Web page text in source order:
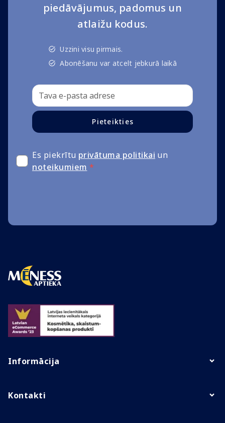
piedāvājumus, padomus un
atlaižu kodus.
Uzzini visu pirmais.
Abonēšanu var atcelt jebkurā laikā
Pieteikties
Es piekrītu privātuma politikai un
noteikumiem *
Informācija
Kontakti